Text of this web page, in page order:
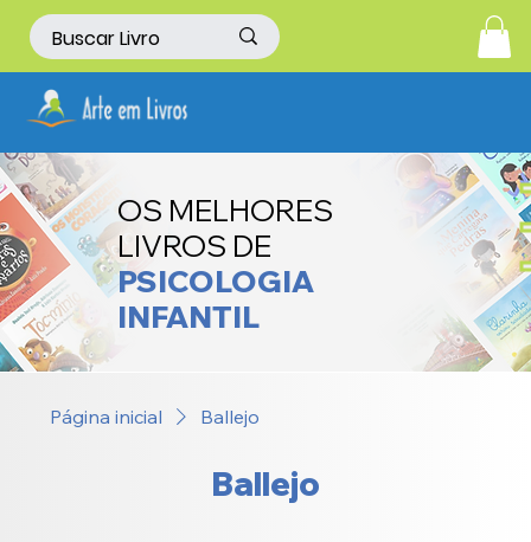
OS MELHORES
LIVROS DE
PSICOLOGIA
INFANTIL
Página inicial Ballejo
Ballejo